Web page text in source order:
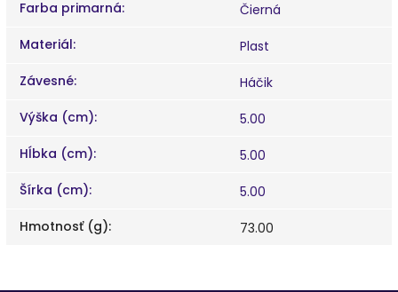
Farba primarná:
Čierná
Materiál:
Plast
Závesné:
Háčik
Výška (cm):
5.00
Hĺbka (cm):
5.00
Šírka (cm):
5.00
Hmotnosť (g): 73.00